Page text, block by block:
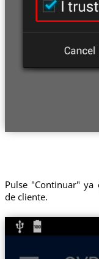
Pulse "Continuar"
de cliente.